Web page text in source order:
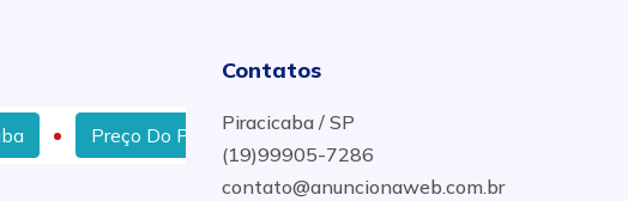
Preço Do Portão Residencial Em Piracicaba
Contatos
Piracicaba / SP
(19)99905-7286
contato@anuncionaweb.com.br